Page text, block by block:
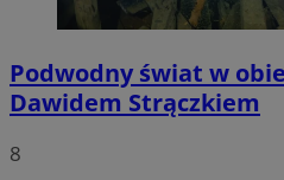
Podwodny świat w
Dawidem Strączkiem
8